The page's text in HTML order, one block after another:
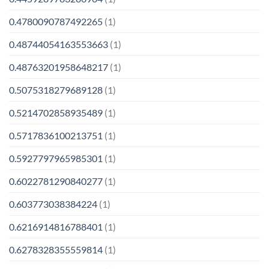
0.4780090787492265 (1)
0.48744054163553663 (1)
0.48763201958648217 (1)
0.5075318279689128 (1)
0.5214702858935489 (1)
0.5717836100213751 (1)
0.5927797965985301 (1)
0.6022781290840277 (1)
0.603773038384224 (1)
0.6216914816788401 (1)
0.6278328355559814 (1)